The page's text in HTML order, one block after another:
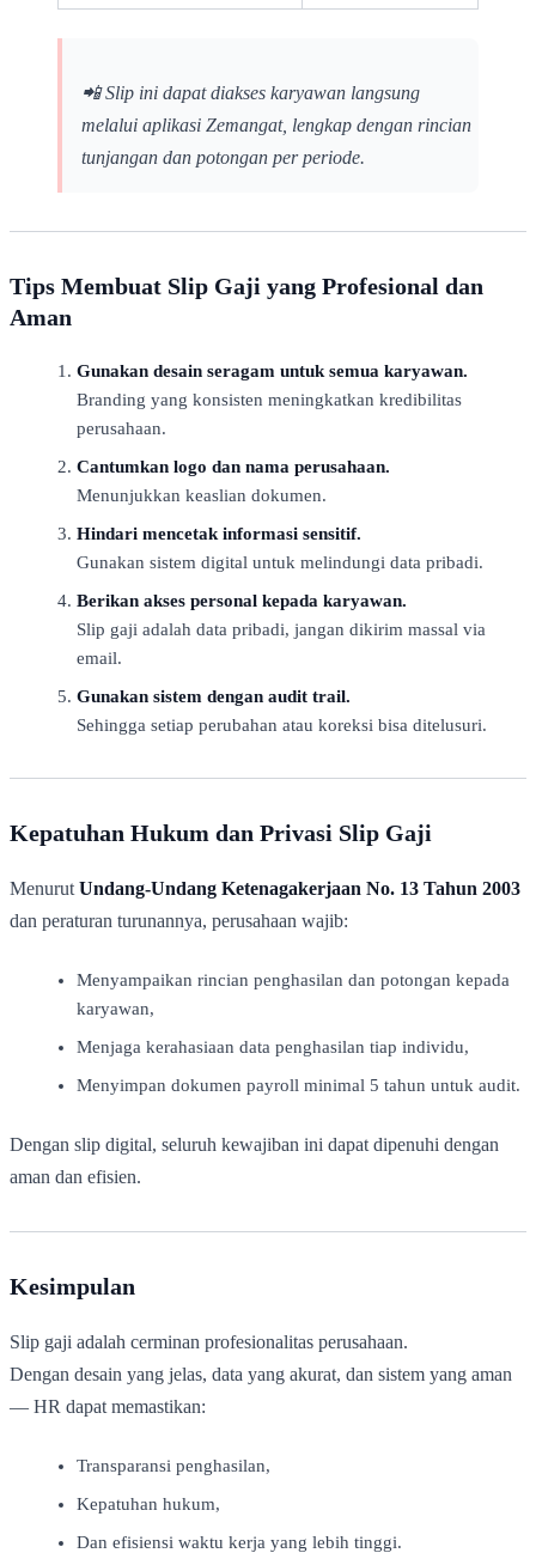
📲 Slip ini dapat diakses karyawan langsung
melalui aplikasi Zemangat, lengkap dengan rincian
tunjangan dan potongan per periode.
Tips Membuat Slip Gaji yang Profesional dan
Aman
Gunakan desain seragam untuk semua karyawan.
Branding yang konsisten meningkatkan kredibilitas
perusahaan.
Cantumkan logo dan nama perusahaan.
Menunjukkan keaslian dokumen.
Hindari mencetak informasi sensitif.
Gunakan sistem digital untuk melindungi data pribadi.
Berikan akses personal kepada karyawan.
Slip gaji adalah data pribadi, jangan dikirim massal via
email.
Gunakan sistem dengan audit trail.
Sehingga setiap perubahan atau koreksi bisa ditelusuri.
Kepatuhan Hukum dan Privasi Slip Gaji
Menurut Undang-Undang Ketenagakerjaan No. 13 Tahun 2003
dan peraturan turunannya, perusahaan wajib:
Menyampaikan rincian penghasilan dan potongan kepada
karyawan,
Menjaga kerahasiaan data penghasilan tiap individu,
Menyimpan dokumen payroll minimal 5 tahun untuk audit.
Dengan slip digital, seluruh kewajiban ini dapat dipenuhi dengan
aman dan efisien.
Kesimpulan
Slip gaji adalah cerminan profesionalitas perusahaan.
Dengan desain yang jelas, data yang akurat, dan sistem yang aman
— HR dapat memastikan:
Transparansi penghasilan,
Kepatuhan hukum,
Dan efisiensi waktu kerja yang lebih tinggi.